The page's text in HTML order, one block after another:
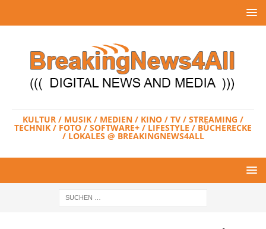
KULTUR / MUSIK / MEDIEN / KINO / TV / STREAMING /
TECHNIK / FOTO / SOFTWARE+ / LIFESTYLE / BÜCHERECKE
/ LOKALES @ BREAKINGNEWS4ALL